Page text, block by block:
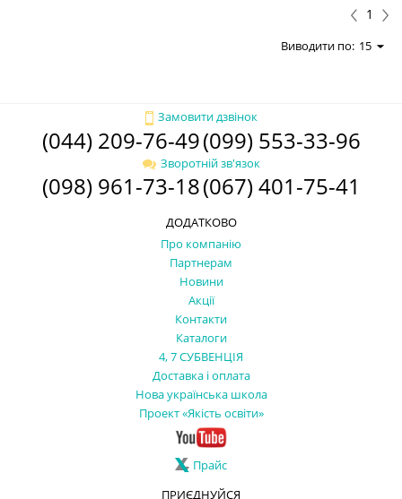
1
Виводити по: 15
Замовити дзвінок
(044) 209-76-49(099) 553-33-96
Зворотній зв'язок
(098) 961-73-18(067) 401-75-41
ДОДАТКОВО
Про компанію
Партнерам
Новини
Акції
Контакти
Каталоги
4, 7 СУБВЕНЦІЯ
Доставка і оплата
Нова українська школа
Проект «Якість освіти»
Прайс
ПРИЄДНУЙСЯ